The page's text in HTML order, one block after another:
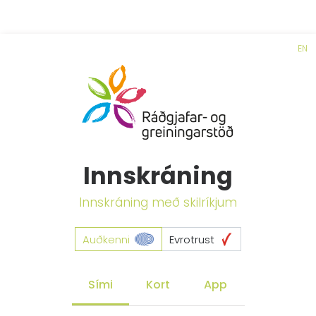
EN
Innskráning
Innskráning með skilríkjum
Auðkenni Evrotrust
Sími Kort App